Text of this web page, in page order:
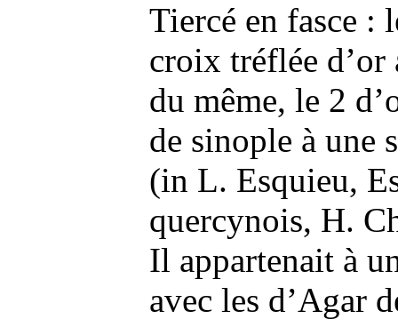
Tiercé en fasce :
croix tréflée d’or
du même, le 2
de sinople à une
(in L. Esquieu,
quercynois, H.
Il appartenait à
avec les d’Agar